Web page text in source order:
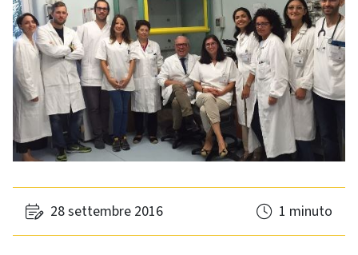
28 settembre 2016 1 minuto